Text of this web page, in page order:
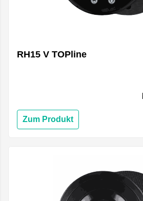
RH15 V TOPline
Zum Produkt